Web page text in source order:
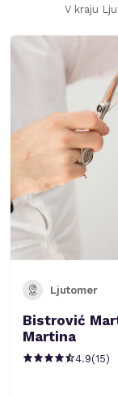
V kraju
Ljutomer
Bistrović
Martina
4.9(15)